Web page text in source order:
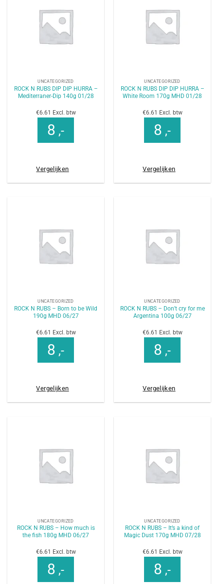
UNCATEGORIZED
ROCK N RUBS DIP DIP HURRA –
Mediterraner-Dip 140g 01/28
€6.61 Excl. btw
8 ,-
Vergelijken
UNCATEGORIZED
ROCK N RUBS DIP DIP HURRA –
White Room 170g MHD 01/28
€6.61 Excl. btw
8 ,-
Vergelijken
UNCATEGORIZED
ROCK N RUBS – Born to be Wild
190g MHD 06/27
€6.61 Excl. btw
8 ,-
Vergelijken
UNCATEGORIZED
ROCK N RUBS – Don’t cry for me
Argentina 100g 06/27
€6.61 Excl. btw
8 ,-
Vergelijken
UNCATEGORIZED
ROCK N RUBS – How much is
the fish 180g MHD 06/27
€6.61 Excl. btw
8 ,-
UNCATEGORIZED
ROCK N RUBS – It’s a kind of
Magic Dust 170g MHD 07/28
€6.61 Excl. btw
8 ,-